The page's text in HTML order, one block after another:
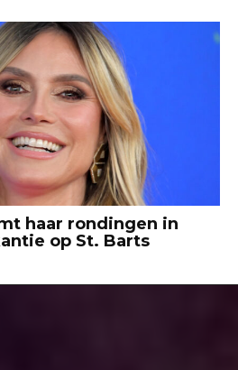
haar rondingen in
op St. Barts